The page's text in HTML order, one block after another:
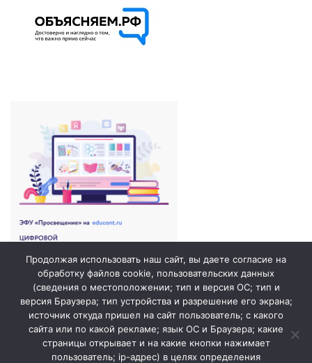
Продолжая использовать наш сайт, вы даете согласие на
обработку файлов cookie, пользовательских данных
(сведения о местоположении; тип и версия ОС; тип и
версия Браузера; тип устройства и разрешение его экрана;
источник откуда пришел на сайт пользователь; с какого
сайта или по какой рекламе; язык ОС и Браузера; какие
страницы открывает и на какие кнопки нажимает
пользователь; ip-адрес) в целях определения